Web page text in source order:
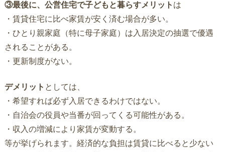
③最後に、公営住宅で子どもと暮らすメリット は
・賃貸住宅に比べ家賃が安く済む場合が多い。
・ひとり親家庭（特に母子家庭）は入居決定の抽選で優遇
されることがある。
・更新制度がない。
デメリット としては、
・希望すれば必ず入居できるわけではない。
・自治会の役員や当番が回ってくる可能性がある。
・収入の増減により家賃が変動する。
等が挙げられます。経済的な負担は賃貸に比べると少ない